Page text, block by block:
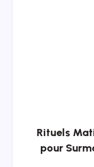
Rituels
pour